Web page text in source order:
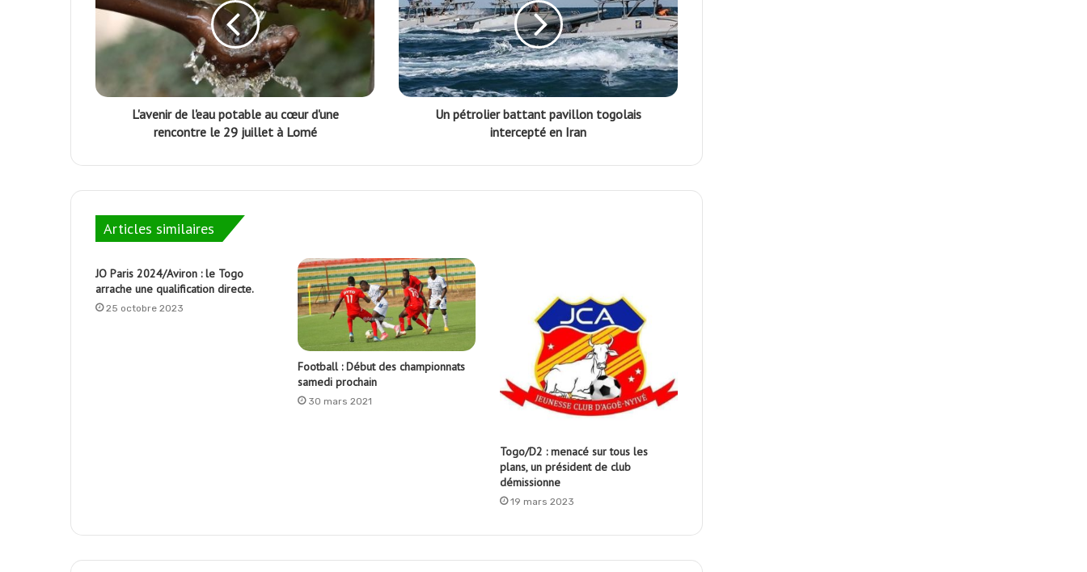
L'avenir de l'eau potable au cœur d'une
rencontre le 29 juillet à Lomé
Un pétrolier battant pavillon togolais
intercepté en Iran
Articles similaires
JO Paris 2024/Aviron : le Togo
arrache une qualification directe.
25 octobre 2023
Football : Début des championnats
samedi prochain
30 mars 2021
Togo/D2 : menacé sur tous les
plans, un président de club
démissionne
19 mars 2023